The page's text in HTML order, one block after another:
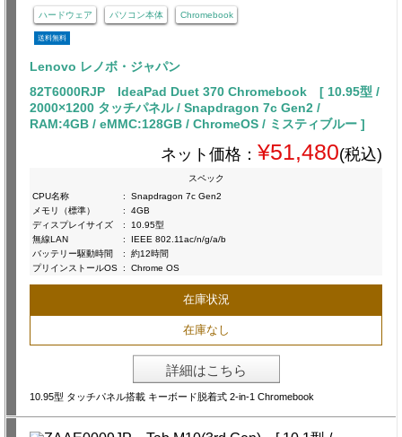
ハードウェア パソコン本体 Chromebook
送料無料
Lenovo レノボ・ジャパン
82T6000RJP IdeaPad Duet 370 Chromebook [ 10.95型 /
2000×1200 タッチパネル / Snapdragon 7c Gen2 /
RAM:4GB / eMMC:128GB / ChromeOS / ミスティブルー ]
ネット価格： ¥51,480(税込)
スペック
CPU名称
:
Snapdragon 7c Gen2
メモリ（標準）
:
4GB
ディスプレイサイズ
:
10.95型
無線LAN
:
IEEE 802.11ac/n/g/a/b
バッテリー駆動時間
:
約12時間
プリインストールOS : Chrome OS
在庫状況
在庫なし
詳細はこちら
10.95型 タッチパネル搭載 キーボード脱着式 2-in-1 Chromebook